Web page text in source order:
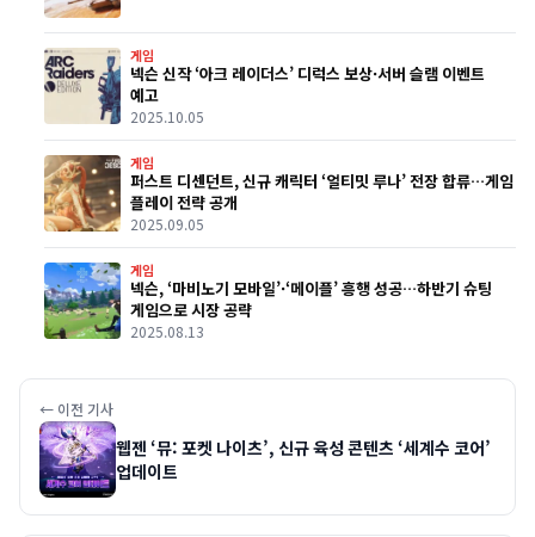
게임
넥슨 신작 ‘아크 레이더스’ 디럭스 보상·서버 슬램 이벤트
예고
2025.10.05
게임
퍼스트 디센던트, 신규 캐릭터 ‘얼티밋 루나’ 전장 합류…게임
플레이 전략 공개
2025.09.05
게임
넥슨, ‘마비노기 모바일’·‘메이플’ 흥행 성공…하반기 슈팅
게임으로 시장 공략
2025.08.13
← 이전 기사
웹젠 ‘뮤: 포켓 나이츠’, 신규 육성 콘텐츠 ‘세계수 코어’
업데이트